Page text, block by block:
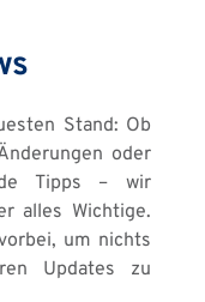
Stand: Ob
oder
Tipps – wir
alles Wichtige.
um nichts
Updates zu